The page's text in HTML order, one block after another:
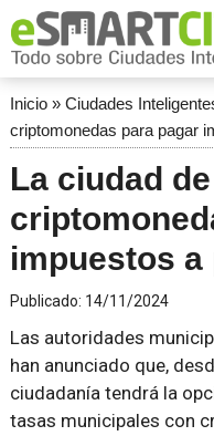
Inicio» Ciudades
criptomonedas para pagar
La ciudad
impuestos a
Publicado: 14/11/2024
Las autoridades
han anunciado que,
ciudadanía tendrá la
tasas municipales con